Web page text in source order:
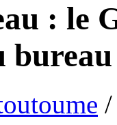
: le